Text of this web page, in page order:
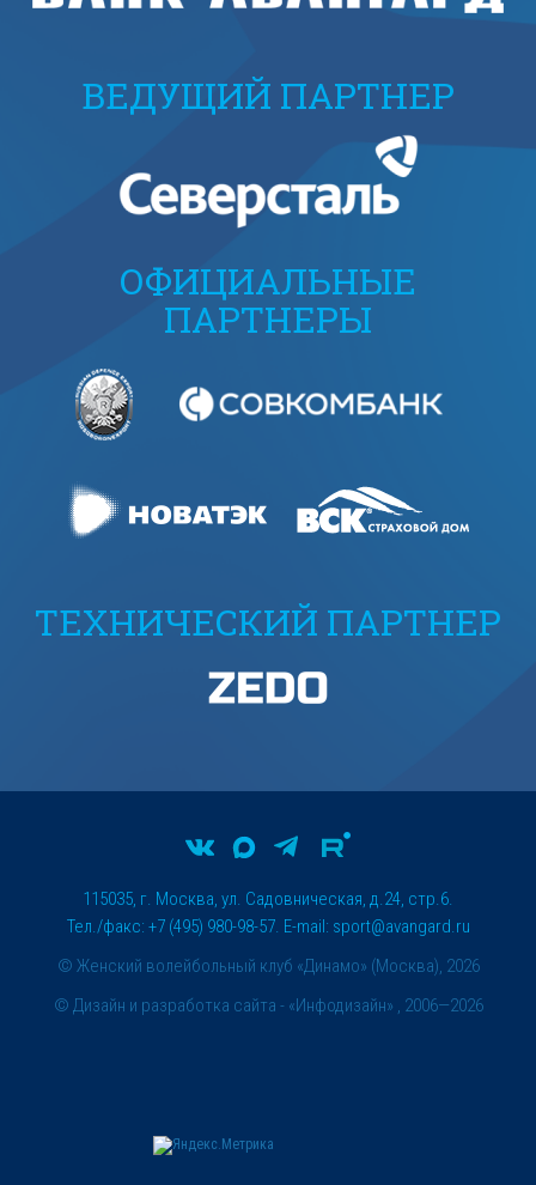
ВЕДУЩИЙ ПАРТНЕР
ОФИЦИАЛЬНЫЕ
ПАРТНЕРЫ
ТЕХНИЧЕСКИЙ ПАРТНЕР
© Женский волейбольный клуб «Динамо» (Москва), 2026
115035, г. Москва, ул. Садовническая, д.24, стр.6.
Тел./факс: +7 (495) 980-98-57. E-mail: sport@avangard.ru
© Дизайн и разработка сайта - «Инфодизайн» , 2006—2026